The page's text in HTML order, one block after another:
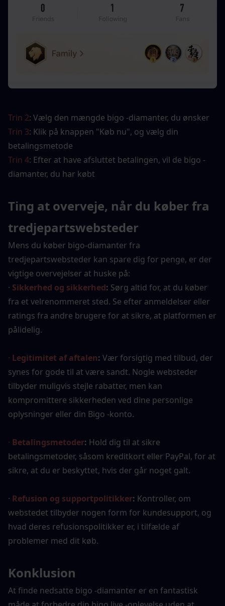
Trin 2: Vælg den mængde bigo -diamanter, du ønsker
Trin 3: Klik på knappen "Køb nu", og vælg din
betalingsmetode
Trin 4: Efter at have afsluttet betalingen, vil de bigo -
diamanter, du har købt
Ting at overveje, når du køber fra
tredjepartswebsteder
Mens du køber bigo-diamanter fra
tredjepartswebsteder kan spare dig for penge, er der
vigtige overvejelser at huske på:
· Sikkerhed og sikkerhed: Sørg altid for, at du køber
fra et velrenommeret sted. Se efter anmeldelser eller
ratings fra andre brugere for at sikre, at platformen er
pålidelig.
· Legitimitet af aftalen: Vær forsigtig med tilbud, der
synes for gode til at være sandt. Nogle websteder
tilbyder muligvis stejle rabatter, men kan
kompromittere sikkerheden ved dine personlige
oplysninger eller din Bigo -konto.
· Betalingsmetoder: Hold dig til at sikre
betalingsmetoder, såsom kreditkort eller PayPal, for at
sikre, at du er beskyttet, hvis der går noget galt.
· Refusion og supportpolitikker: Kontroller, om
webstedet tilbyder nogen form for kundesupport, og
hvad deres refusionspolitikker er, i tilfælde af
problemer med dit køb.
Konklusion
At finde nedsatte bigo -diamanter er en fantastisk